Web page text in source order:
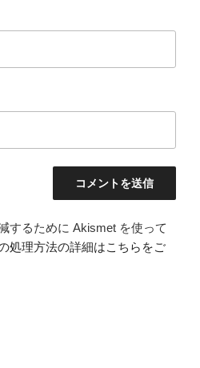
するために Akismet を使って
処理方法の詳細はこちらをご